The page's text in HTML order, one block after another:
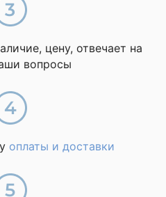
цену, отвечает на
вопросы
оплаты и доставки